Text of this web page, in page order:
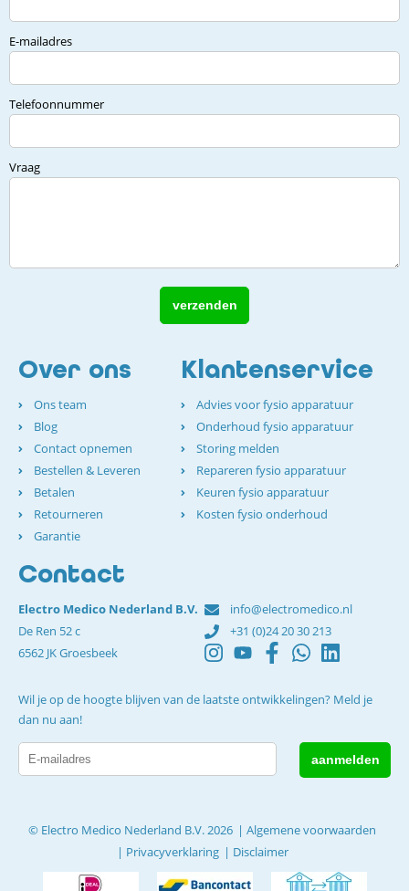
E-mailadres
Telefoonnummer
Vraag
Over ons
Ons team
Blog
Contact opnemen
Bestellen & Leveren
Betalen
Retourneren
Garantie
Klantenservice
Advies voor fysio apparatuur
Onderhoud fysio apparatuur
Storing melden
Repareren fysio apparatuur
Keuren fysio apparatuur
Kosten fysio onderhoud
Contact
Electro Medico Nederland B.V.
De Ren 52 c
6562 JK Groesbeek
info@electromedico.nl
+31 (0)24 20 30 213
Wil je op de hoogte blijven van de laatste ontwikkelingen? Meld je
dan nu aan!
© Electro Medico Nederland B.V. 2026
Algemene voorwaarden
Privacyverklaring
Disclaimer